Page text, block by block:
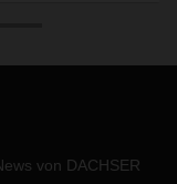
von DACHSER